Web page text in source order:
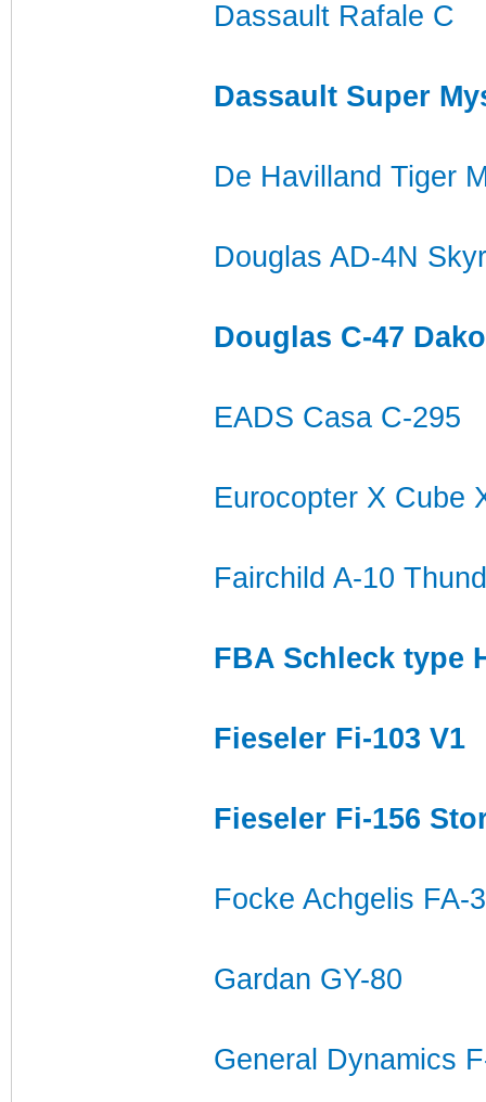
Dassault Rafale C
Dassault Super
De Havilland Tiger
Douglas AD-4N
Douglas C-47
EADS Casa C-295
Eurocopter X Cube
Fairchild A-10
FBA Schleck type
Fieseler Fi-103 V1
Fieseler Fi-156
Focke Achgelis FA-
Gardan GY-80
General Dynamics